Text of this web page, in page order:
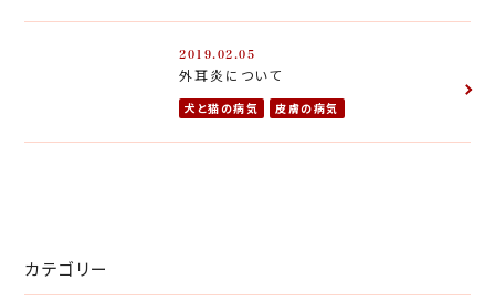
カテゴリー
2019.02.05
外耳炎について
犬と猫の病気 皮膚の病気